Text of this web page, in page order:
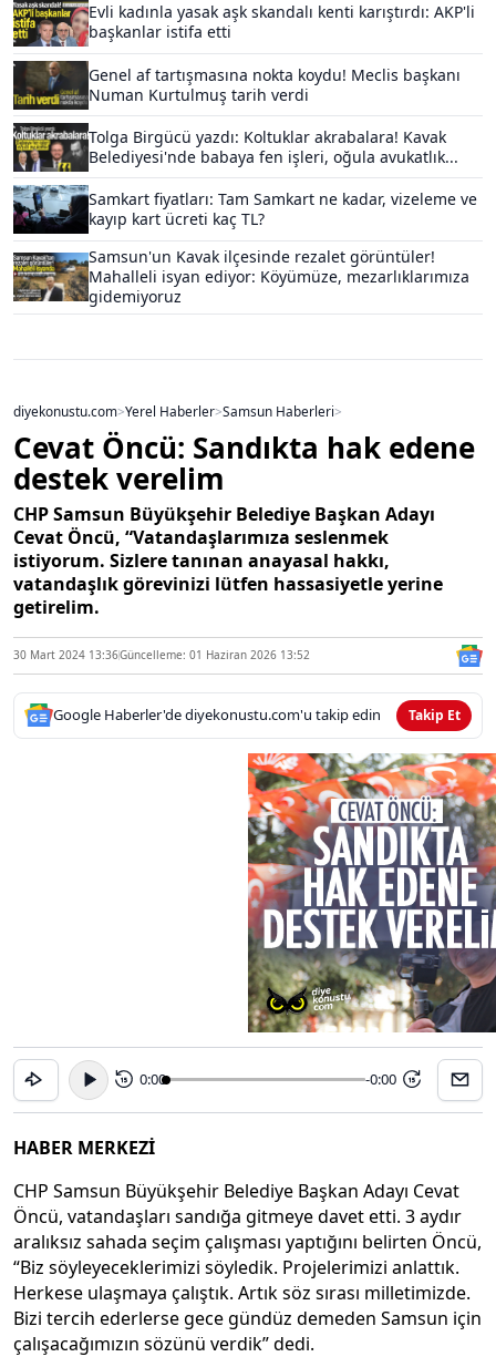
Evli kadınla yasak aşk skandalı kenti karıştırdı: AKP'li
başkanlar istifa etti
Genel af tartışmasına nokta koydu! Meclis başkanı
Numan Kurtulmuş tarih verdi
Tolga Birgücü yazdı: Koltuklar akrabalara! Kavak
Belediyesi'nde babaya fen işleri, oğula avukatlık...
Samkart fiyatları: Tam Samkart ne kadar, vizeleme ve
kayıp kart ücreti kaç TL?
Samsun'un Kavak ilçesinde rezalet görüntüler!
Mahalleli isyan ediyor: Köyümüze, mezarlıklarımıza
gidemiyoruz
diyekonustu.com>Yerel Haberler>Samsun Haberleri>
Cevat Öncü: Sandıkta hak edene
destek verelim
CHP Samsun Büyükşehir Belediye Başkan Adayı
Cevat Öncü, “Vatandaşlarımıza seslenmek
istiyorum. Sizlere tanınan anayasal hakkı,
vatandaşlık görevinizi lütfen hassasiyetle yerine
getirelim.
30 Mart 2024 13:36Güncelleme: 01 Haziran 2026 13:52
Google Haberler'de diyekonustu.com'u takip edin Takip Et
15 0:00 -0:00 15
HABER MERKEZİ
CHP Samsun Büyükşehir Belediye Başkan Adayı Cevat
Öncü, vatandaşları sandığa gitmeye davet etti. 3 aydır
aralıksız sahada seçim çalışması yaptığını belirten Öncü,
“Biz söyleyeceklerimizi söyledik. Projelerimizi anlattık.
Herkese ulaşmaya çalıştık. Artık söz sırası milletimizde.
Bizi tercih ederlerse gece gündüz demeden Samsun için
çalışacağımızın sözünü verdik” dedi.